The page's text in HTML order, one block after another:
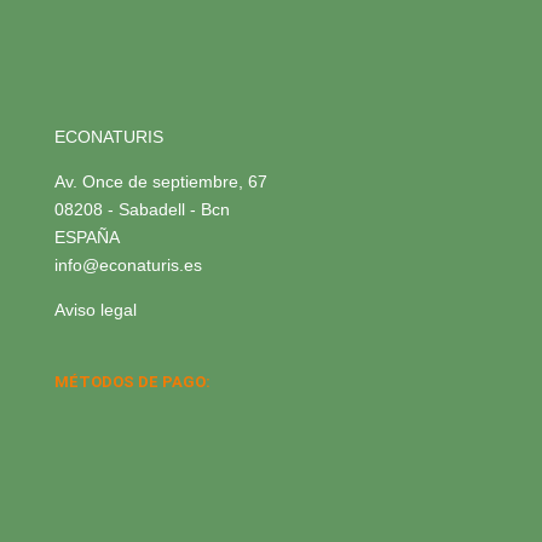
ECONATURIS
Av. Once de septiembre, 67
08208 - Sabadell - Bcn
ESPAÑA
info@econaturis.es
Aviso legal
MÉTODOS DE PAGO: